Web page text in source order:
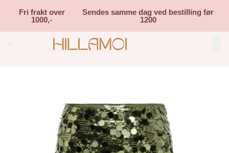
Fri frakt over
1000,-
Sendes samme dag ved bestilling før
1200
Search (⌘K)